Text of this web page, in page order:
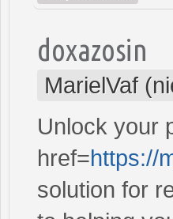
doxazosin
MarielVaf
Unlock your
href=https://
solution for